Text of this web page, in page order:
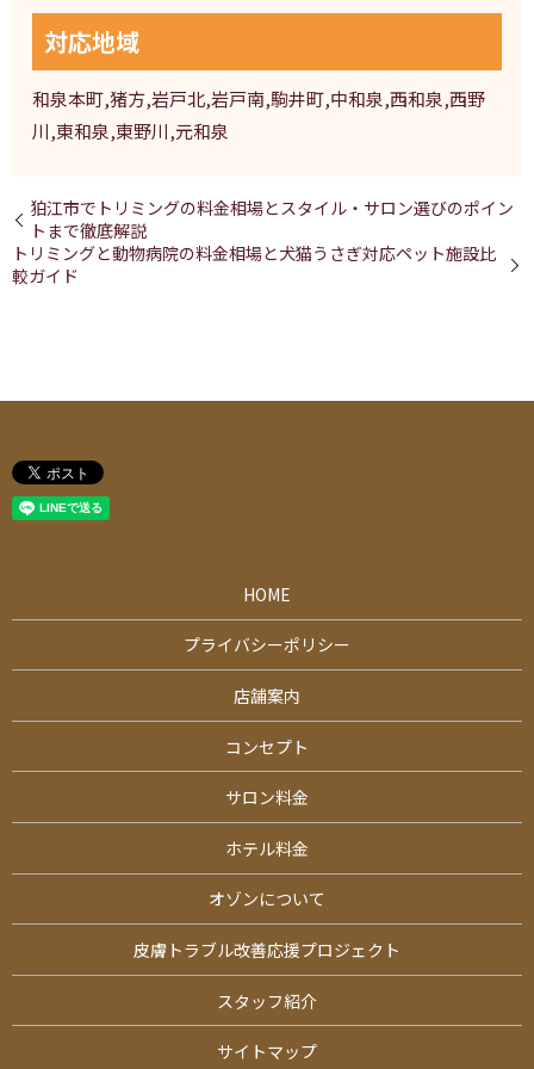
対応地域
和泉本町,猪方,岩戸北,岩戸南,駒井町,中和泉,西和泉,西野
川,東和泉,東野川,元和泉
狛江市でトリミングの料金相場とスタイル・サロン選びのポイン
トまで徹底解説
トリミングと動物病院の料金相場と犬猫うさぎ対応ペット施設比
較ガイド
HOME
プライバシーポリシー
店舗案内
コンセプト
サロン料金
ホテル料金
オゾンについて
皮膚トラブル改善応援プロジェクト
スタッフ紹介
サイトマップ